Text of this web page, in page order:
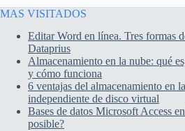
MAS VISITADOS
Editar Word en línea. Tres formas
Dataprius
Almacenamiento en la nube: qué
y cómo funciona
6 ventajas del almacenamiento en
independiente de disco virtual
Bases de datos Microsoft Access
posible?